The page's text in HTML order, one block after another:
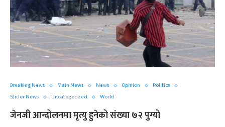
Breaking News Main News News Opinion
Politics
Slider News
Uncategorized World
जेनजी आन्दोलनमा मृत्यु हुनेको संख्या ७२ पुग्यो